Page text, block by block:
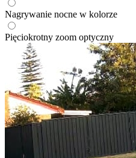
Nagrywanie nocne w kolorze
Pięciokrotny zoom optyczny